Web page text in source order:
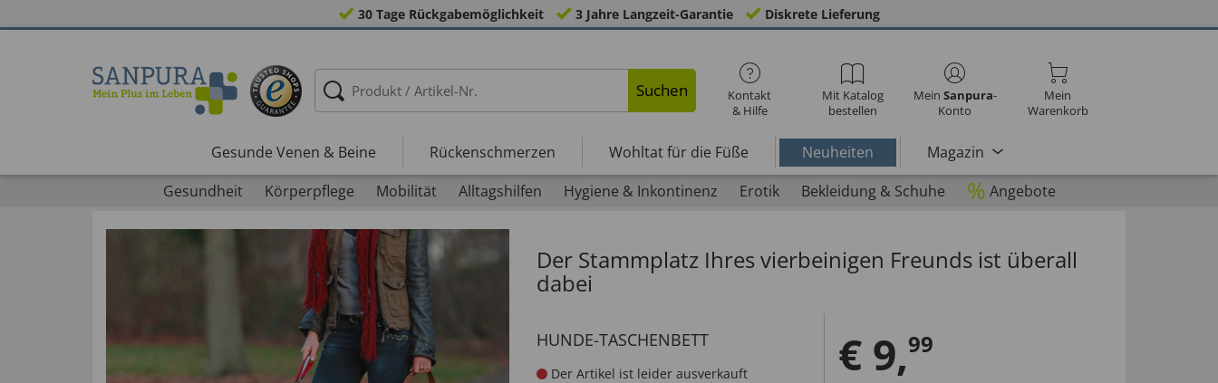
30 Tage Rückgabemöglichkeit 3 Jahre Langzeit-Garantie Diskrete Lieferung
Suchen
Kontakt
& Hilfe
Mit Katalog
bestellen
Mein Sanpura-
Konto
Mein
Warenkorb
Gesunde Venen & Beine Rückenschmerzen Wohltat für die Füße Neuheiten
Magazin
Gesundheit
Körperpflege Mobilität Alltagshilfen Hygiene & Inkontinenz Erotik Bekleidung & Schuhe % Angebote
Der Stammplatz Ihres vierbeinigen Freunds ist überall
dabei
HUNDE-TASCHENBETT
Der Artikel ist leider ausverkauft
€ 9,99